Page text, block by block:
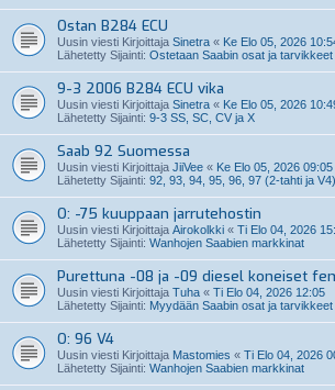
Ostan B284 ECU
Uusin viesti Kirjoittaja Sinetra « Ke Elo 05, 2026
Lähetetty Sijainti: Ostetaan Saabin osat ja tarvikkeet
9-3 2006 B284 ECU vika
Uusin viesti Kirjoittaja Sinetra « Ke Elo 05, 2026
Lähetetty Sijainti: 9-3 SS, SC, CV ja X
Saab 92 Suomessa
Uusin viesti Kirjoittaja JiiVee « Ke Elo 05, 2026 09:05
Lähetetty Sijainti: 92, 93, 94, 95, 96, 97 (2-tahti ja V4)
O: -75 kuuppaan jarrutehostin
Uusin viesti Kirjoittaja Airokolkki « Ti Elo 04, 2026
Lähetetty Sijainti: Wanhojen Saabien markkinat
Purettuna -08 ja -09 diesel koneiset
Uusin viesti Kirjoittaja Tuha « Ti Elo 04, 2026 12:05
Lähetetty Sijainti: Myydään Saabin osat ja tarvikkeet
O: 96 V4
Uusin viesti Kirjoittaja Mastomies « Ti Elo 04, 2026
Lähetetty Sijainti: Wanhojen Saabien markkinat